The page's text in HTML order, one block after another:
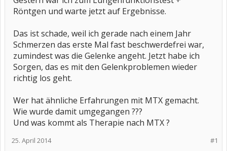
Röntgen und warte jetzt auf Ergebnisse.
Das ist schade, weil ich gerade nach einem Jahr
Schmerzen das erste Mal fast beschwerdefrei war,
zumindest was die Gelenke angeht. Jetzt habe ich
Sorgen, das es mit den Gelenkproblemen wieder
richtig los geht.
Wer hat ähnliche Erfahrungen mit MTX gemacht.
Wie wurde damit umgegangen ???
Und was kommt als Therapie nach MTX ?
#1
25. April 2014